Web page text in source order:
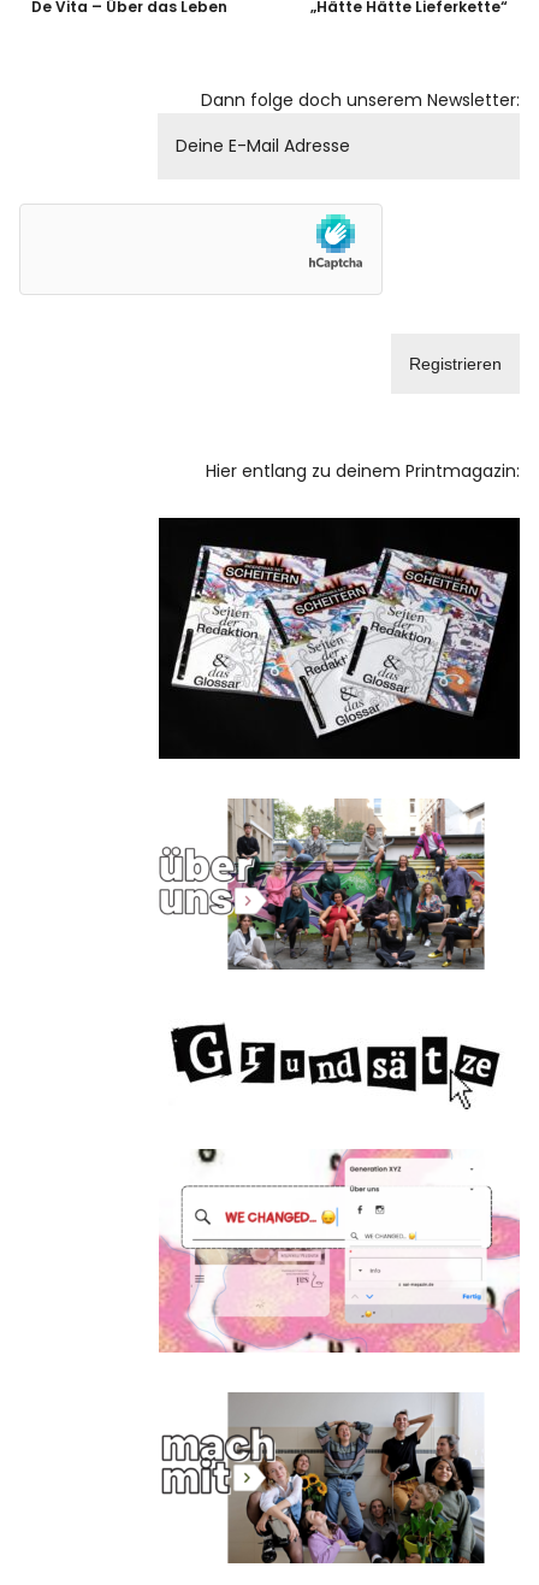
De Vita – Über das Leben „Hätte Hätte Lieferkette“
Dann folge doch unserem Newsletter:
Hier entlang zu deinem Printmagazin: